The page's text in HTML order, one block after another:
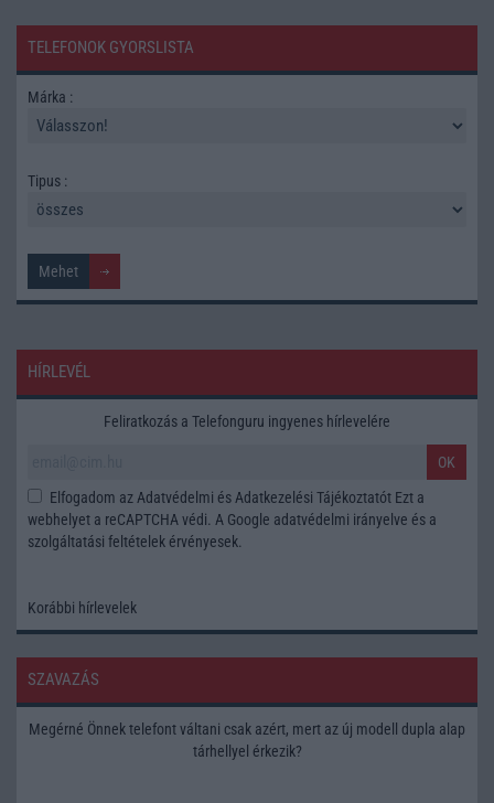
TELEFONOK GYORSLISTA
Márka :
Tipus :
HÍRLEVÉL
Feliratkozás a Telefonguru ingyenes hírlevelére
OK
Elfogadom az Adatvédelmi és Adatkezelési Tájékoztatót Ezt a
webhelyet a reCAPTCHA védi. A Google adatvédelmi irányelve és a
szolgáltatási feltételek érvényesek.
Korábbi hírlevelek
SZAVAZÁS
Megérné Önnek telefont váltani csak azért, mert az új modell dupla alap
tárhellyel érkezik?